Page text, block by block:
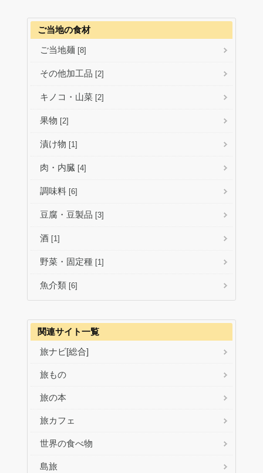
ご当地の食材
ご当地麺 [8]
その他加工品 [2]
キノコ・山菜 [2]
果物 [2]
漬け物 [1]
肉・内臓 [4]
調味料 [6]
豆腐・豆製品 [3]
酒 [1]
野菜・固定種 [1]
魚介類 [6]
関連サイト一覧
旅ナビ[総合]
旅もの
旅の本
旅カフェ
世界の食べ物
島旅